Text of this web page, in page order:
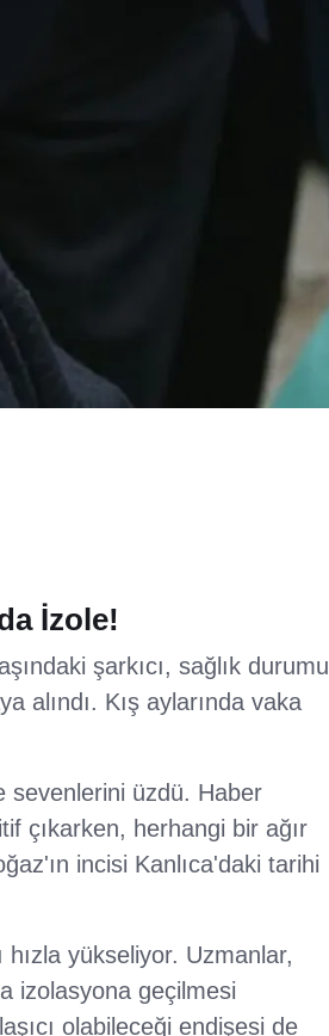
İzole!
şarkıcı, sağlık durumu
alındı. Kış aylarında vaka
sevenlerini üzdü. Haber
çıkarken, herhangi bir ağır
incisi Kanlıca'daki tarihi
yükseliyor. Uzmanlar,
izolasyona geçilmesi
olabileceği endişesi de